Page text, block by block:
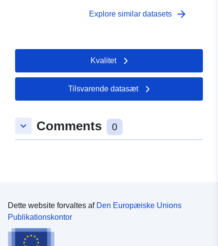
Explore similar datasets arrow_forward
Kvalitet
Tilsvarende datasæt
keyboard_arrow_down Comments 0
Dette website forvaltes af Den Europæiske Unions
Publikationskontor